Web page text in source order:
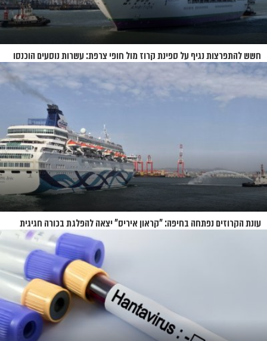
חשש להתפרצות נגיף על ספינת קרוז מול חופי צרפת: עשרות נוסעים הוכנסו
לבידוד
עונת הקרוזים נפתחה בחיפה: "קראון איריס" יצאה להפלגת בכורה חגיגית